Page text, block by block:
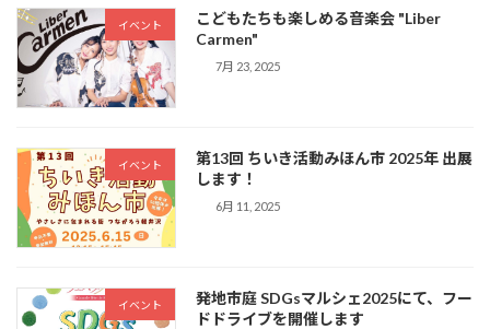
イベント
こどもたちも楽しめる音楽会 "Liber
Carmen"
7月 23, 2025
イベント
第13回 ちいき活動みほん市 2025年 出展
します！
6月 11, 2025
イベント
発地市庭 SDGsマルシェ2025にて、フー
ドドライブを開催します